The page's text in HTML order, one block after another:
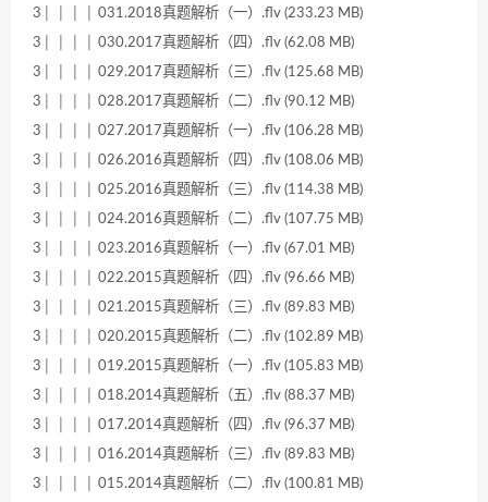
3│ │ │ │ 031.2018真题解析（一）.flv (233.23 MB)
3│ │ │ │ 030.2017真题解析（四）.flv (62.08 MB)
3│ │ │ │ 029.2017真题解析（三）.flv (125.68 MB)
3│ │ │ │ 028.2017真题解析（二）.flv (90.12 MB)
3│ │ │ │ 027.2017真题解析（一）.flv (106.28 MB)
3│ │ │ │ 026.2016真题解析（四）.flv (108.06 MB)
3│ │ │ │ 025.2016真题解析（三）.flv (114.38 MB)
3│ │ │ │ 024.2016真题解析（二）.flv (107.75 MB)
3│ │ │ │ 023.2016真题解析（一）.flv (67.01 MB)
3│ │ │ │ 022.2015真题解析（四）.flv (96.66 MB)
3│ │ │ │ 021.2015真题解析（三）.flv (89.83 MB)
3│ │ │ │ 020.2015真题解析（二）.flv (102.89 MB)
3│ │ │ │ 019.2015真题解析（一）.flv (105.83 MB)
3│ │ │ │ 018.2014真题解析（五）.flv (88.37 MB)
3│ │ │ │ 017.2014真题解析（四）.flv (96.37 MB)
3│ │ │ │ 016.2014真题解析（三）.flv (89.83 MB)
3│ │ │ │ 015.2014真题解析（二）.flv (100.81 MB)